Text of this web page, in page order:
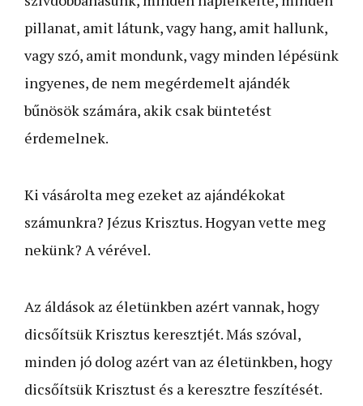
pillanat, amit látunk, vagy hang, amit hallunk,
vagy szó, amit mondunk, vagy minden lépésünk
ingyenes, de nem megérdemelt ajándék
bűnösök számára, akik csak büntetést
érdemelnek.
Ki vásárolta meg ezeket az ajándékokat
számunkra? Jézus Krisztus. Hogyan vette meg
nekünk? A vérével.
Az áldások az életünkben azért vannak, hogy
dicsőítsük Krisztus keresztjét. Más szóval,
minden jó dolog azért van az életünkben, hogy
dicsőítsük Krisztust és a keresztre feszítését.